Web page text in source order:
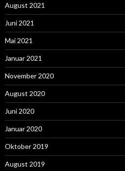
August 2021
Juni 2021
Mai 2021
Januar 2021
November 2020
August 2020
Juni 2020
Januar 2020
Oktober 2019
August 2019